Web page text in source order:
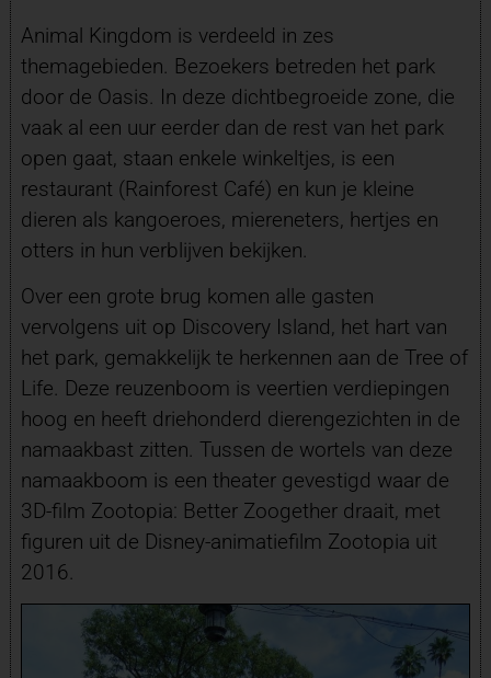
Animal Kingdom is verdeeld in zes
themagebieden. Bezoekers betreden het park
door de Oasis. In deze dichtbegroeide zone, die
vaak al een uur eerder dan de rest van het park
open gaat, staan enkele winkeltjes, is een
restaurant (Rainforest Café) en kun je kleine
dieren als kangoeroes, miereneters, hertjes en
otters in hun verblijven bekijken.
Over een grote brug komen alle gasten
vervolgens uit op Discovery Island, het hart van
het park, gemakkelijk te herkennen aan de Tree of
Life. Deze reuzenboom is veertien verdiepingen
hoog en heeft driehonderd dierengezichten in de
namaakbast zitten. Tussen de wortels van deze
namaakboom is een theater gevestigd waar de
3D-film Zootopia: Better Zoogether draait, met
figuren uit de Disney-animatiefilm Zootopia uit
2016.